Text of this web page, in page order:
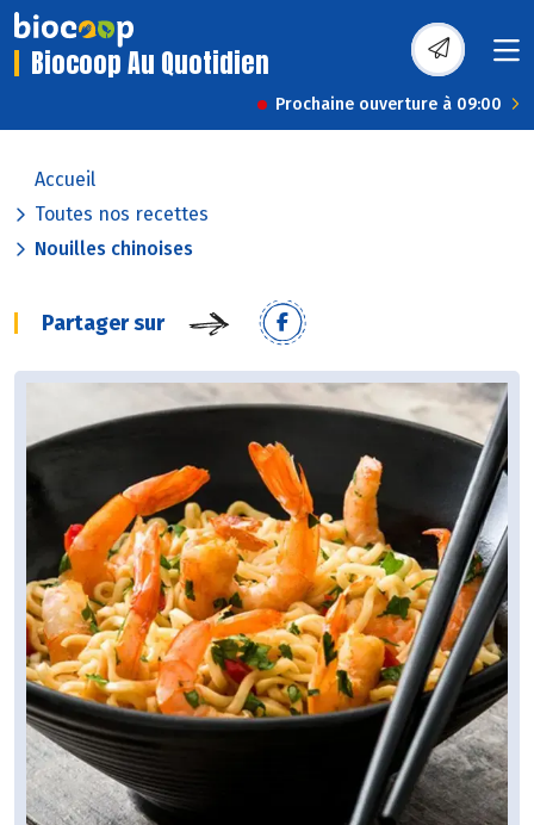
Biocoop Au Quotidien
Prochaine ouverture à 09:00
Accueil
Toutes nos recettes
Nouilles chinoises
Partager sur